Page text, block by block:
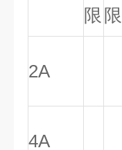
限 限
2A
4A